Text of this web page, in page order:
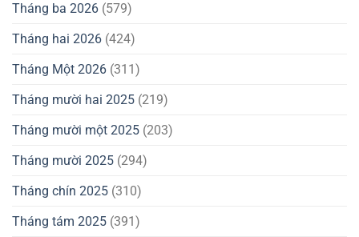
Tháng ba 2026 (579)
Tháng hai 2026 (424)
Tháng Một 2026 (311)
Tháng mười hai 2025 (219)
Tháng mười một 2025 (203)
Tháng mười 2025 (294)
Tháng chín 2025 (310)
Tháng tám 2025 (391)